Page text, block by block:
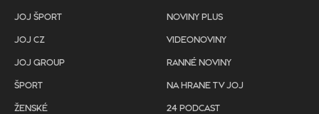
JOJ ŠPORT
JOJ CZ
JOJ GROUP
ŠPORT
ŽENSKÉ
NOVINY PLUS
VIDEONOVINY
RANNÉ NOVINY
NA HRANE TV JOJ
24 PODCAST